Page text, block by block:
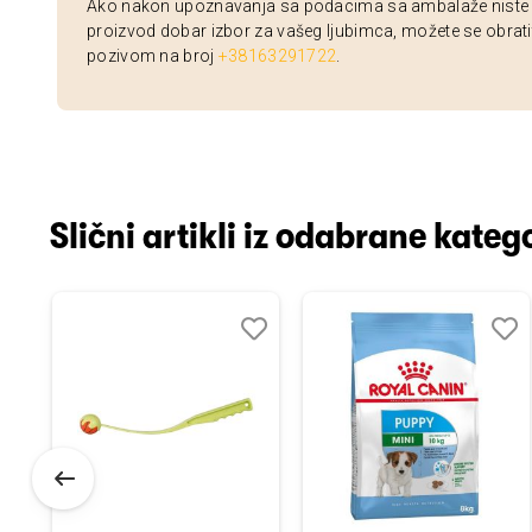
Ako nakon upoznavanja sa podacima sa ambalaže niste
proizvod dobar izbor za vašeg ljubimca, možete se
pozivom na broj +38163291722
Slični artikli iz odabrane
listu
želja